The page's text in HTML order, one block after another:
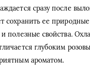
сразу после
сохранить ее
и полезные свойства.
глубоким
ароматом.